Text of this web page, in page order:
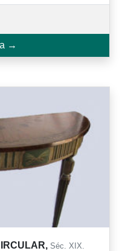
→
Séc. XIX.